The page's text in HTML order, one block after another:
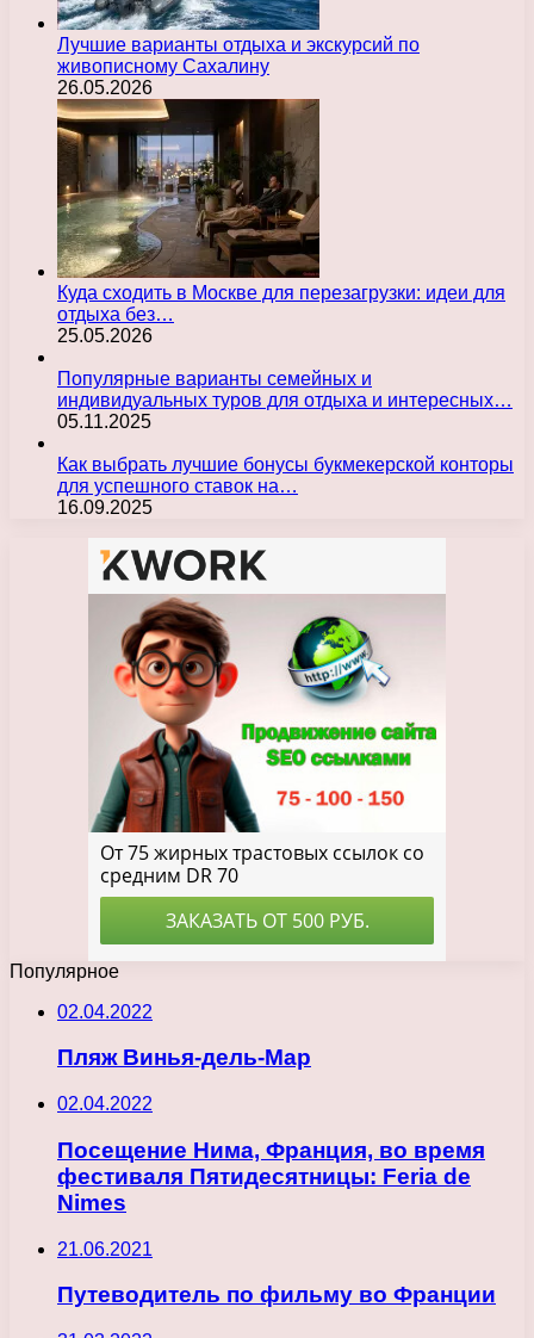
Лучшие варианты отдыха и экскурсий по
живописному Сахалину
26.05.2026
Куда сходить в Москве для перезагрузки: идеи для
отдыха без…
25.05.2026
Популярные варианты семейных и
индивидуальных туров для отдыха и интересных…
05.11.2025
Как выбрать лучшие бонусы букмекерской конторы
для успешного ставок на…
16.09.2025
Популярное
02.04.2022
Пляж Винья-дель-Мар
02.04.2022
Посещение Нима, Франция, во время
фестиваля Пятидесятницы: Feria de
Nimes
21.06.2021
Путеводитель по фильму во Франции